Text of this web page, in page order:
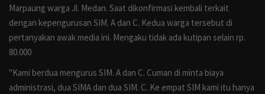
Marpaung warga Jl. Medan. Saat dikonfirmasi kembali terkait
dengan kepengurusan SIM. A dan C. Kedua warga tersebut di
pertanyakan awak media ini. Mengaku tidak ada kutipan selain rp.
80.000
"Kami berdua mengurus SIM. A dan C. Cuman di minta biaya
administrasi, dua SIMA dan dua SIM. C. Ke empat SIM kami itu hanya